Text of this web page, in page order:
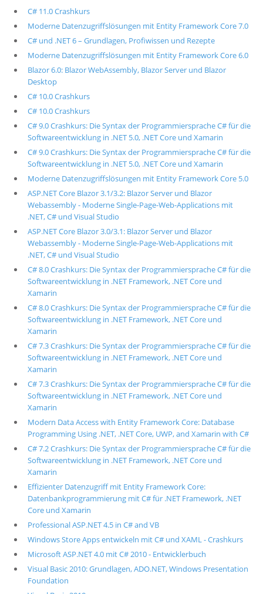
C# 11.0 Crashkurs
Moderne Datenzugriffslösungen mit Entity Framework Core 7.0
C# und .NET 6 – Grundlagen, Profiwissen und Rezepte
Moderne Datenzugriffslösungen mit Entity Framework Core 6.0
Blazor 6.0: Blazor WebAssembly, Blazor Server und Blazor
Desktop
C# 10.0 Crashkurs
C# 10.0 Crashkurs
C# 9.0 Crashkurs: Die Syntax der Programmiersprache C# für die
Softwareentwicklung in .NET 5.0, .NET Core und Xamarin
C# 9.0 Crashkurs: Die Syntax der Programmiersprache C# für die
Softwareentwicklung in .NET 5.0, .NET Core und Xamarin
Moderne Datenzugriffslösungen mit Entity Framework Core 5.0
ASP.NET Core Blazor 3.1/3.2: Blazor Server und Blazor
Webassembly - Moderne Single-Page-Web-Applications mit
.NET, C# und Visual Studio
ASP.NET Core Blazor 3.0/3.1: Blazor Server und Blazor
Webassembly - Moderne Single-Page-Web-Applications mit
.NET, C# und Visual Studio
C# 8.0 Crashkurs: Die Syntax der Programmiersprache C# für die
Softwareentwicklung in .NET Framework, .NET Core und
Xamarin
C# 8.0 Crashkurs: Die Syntax der Programmiersprache C# für die
Softwareentwicklung in .NET Framework, .NET Core und
Xamarin
C# 7.3 Crashkurs: Die Syntax der Programmiersprache C# für die
Softwareentwicklung in .NET Framework, .NET Core und
Xamarin
C# 7.3 Crashkurs: Die Syntax der Programmiersprache C# für die
Softwareentwicklung in .NET Framework, .NET Core und
Xamarin
Modern Data Access with Entity Framework Core: Database
Programming Using .NET, .NET Core, UWP, and Xamarin with C#
C# 7.2 Crashkurs: Die Syntax der Programmiersprache C# für die
Softwareentwicklung in .NET Framework, .NET Core und
Xamarin
Effizienter Datenzugriff mit Entity Framework Core:
Datenbankprogrammierung mit C# für .NET Framework, .NET
Core und Xamarin
Professional ASP.NET 4.5 in C# and VB
Windows Store Apps entwickeln mit C# und XAML - Crashkurs
Microsoft ASP.NET 4.0 mit C# 2010 - Entwicklerbuch
Visual Basic 2010: Grundlagen, ADO.NET, Windows Presentation
Foundation